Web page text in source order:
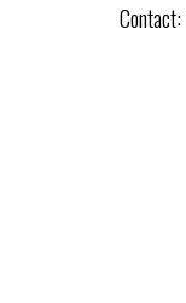
Contact: